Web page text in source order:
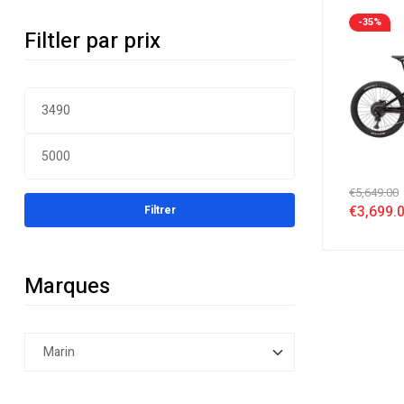
Electriques
-35%
€5,649.00
€
Filtler par prix
Filtrer
Marques